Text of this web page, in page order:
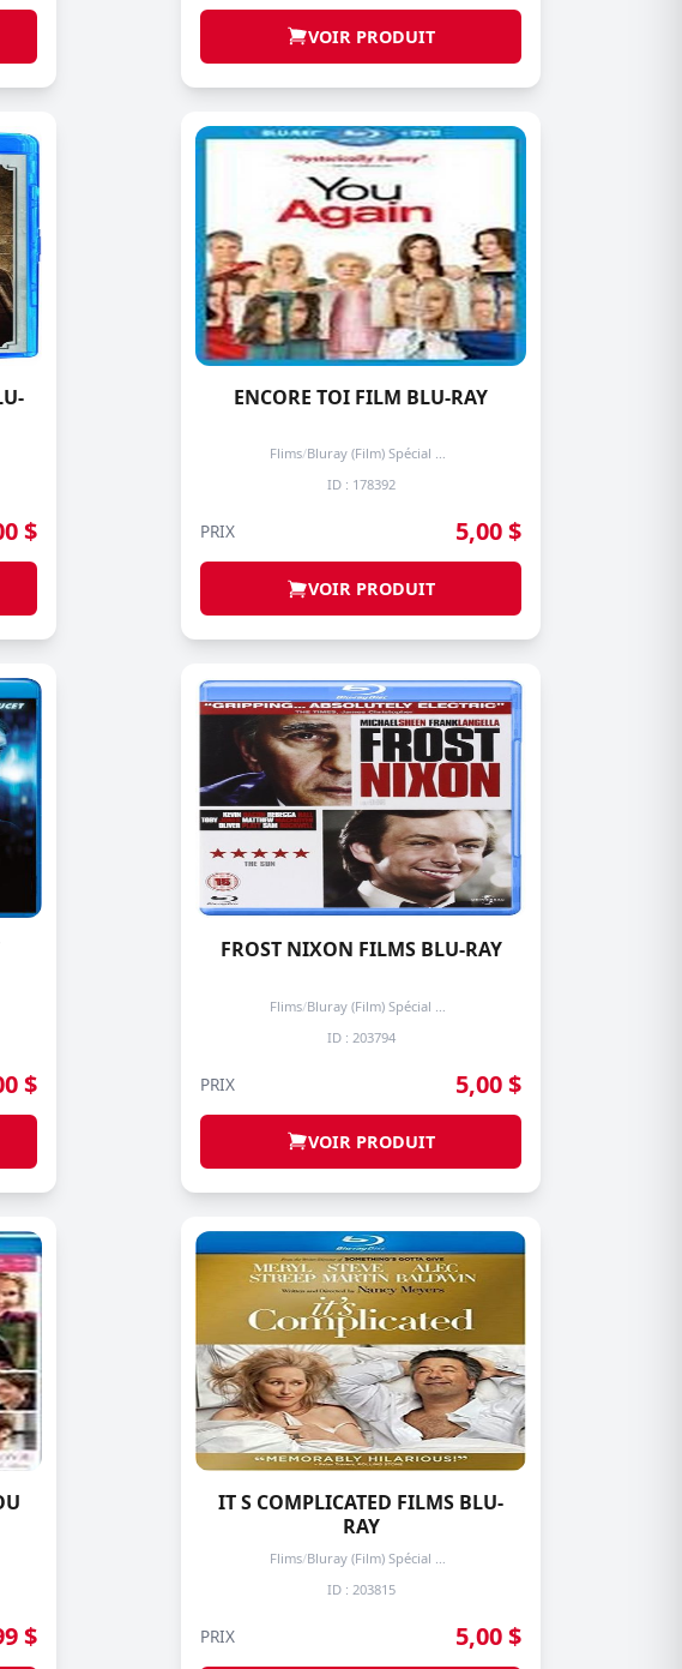
VOIR PRODUIT
$
ENCORE TOI FILM BLU-RAY
Flims/
Bluray (Film) Spécial + de 3 prochain -50%
ID : 178392
PRIX 5,00 $
VOIR PRODUIT
$
FROST NIXON FILMS BLU-RAY
Flims/
ID : 203794
PRIX 5,00 $
VOIR PRODUIT
$
IT S COMPLICATED FILMS BLU-
RAY
Flims/
Bluray (Film) Spécial + de 3 prochain -50%
ID : 203815
PRIX 5,00 $